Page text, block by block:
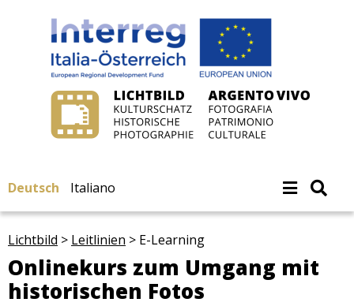
Deutsch Italiano
Lichtbild > Leitlinien > E-Learning
Onlinekurs zum Umgang mit
historischen Fotos